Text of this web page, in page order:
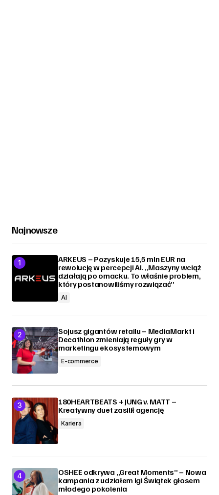
Najnowsze
ARKEUS – Pozyskuje 15,5 mln EUR na
rewolucję w percepcji AI. „Maszyny wciąż
działają po omacku. To właśnie problem,
który postanowiliśmy rozwiązać”
AI
Sojusz gigantów retailu – MediaMarkt i
Decathlon zmieniają reguły gry w
marketingu ekosystemowym
E-commerce
180HEARTBEATS + JUNG v. MATT –
Kreatywny duet zasilił agencję
Kariera
OSHEE odkrywa „Great Moments” – Nowa
kampania z udziałem Igi Świątek głosem
młodego pokolenia